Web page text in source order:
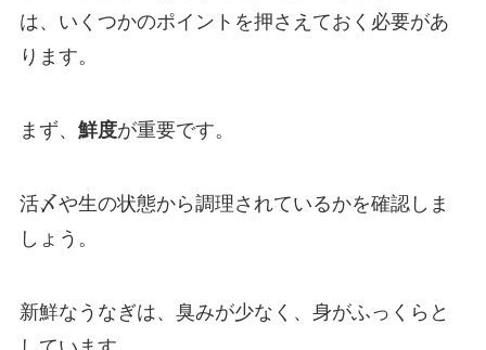
は、いくつかのポイントを押さえておく必要があ
ります。
まず、 鮮度が重要です。
活〆や生の状態から調理されているかを確認しま
しょう。
新鮮なうなぎは、臭みが少なく、身がふっくらと